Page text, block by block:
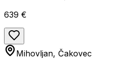
639 €
Mihovljan, Čakovec